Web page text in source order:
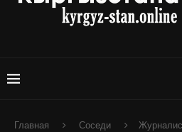
Главная Соседи